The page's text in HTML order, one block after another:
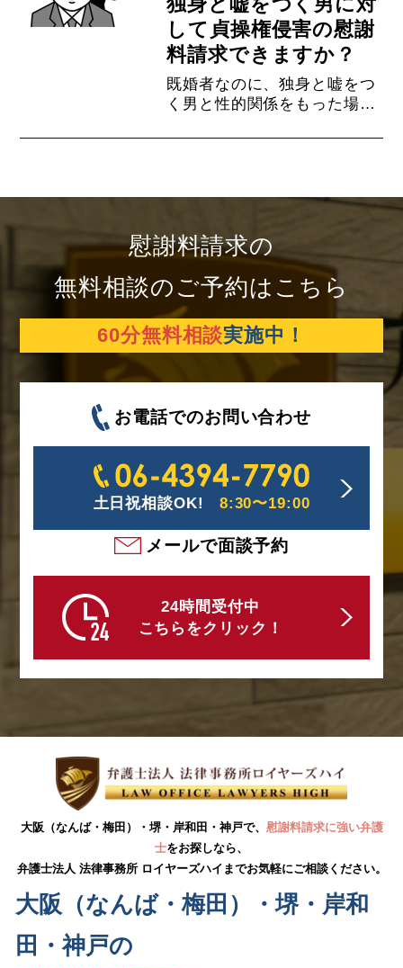
方は【相談無料】【完全成功
報酬制】のロイヤーズ・ハイ
にご相談くださいませ。
して貞操権侵害の慰謝
料請求できますか？
既婚者なのに、独身と嘘をつ
く男と性的関係をもった場合
求ができる可能性がありま
ただきます。ロイヤーズ・ハ
報酬制】ですのでお気軽にご
相談くださいませ。
慰謝料請求の
無料相談のご予約はこちら
60分無料相談実施中！
お電話でのお問い合わせ
土日祝相談OK! 8:30〜19:00
メールで面談予約
24時間受付中
こちらをクリック！
大阪（なんば・梅田）・堺・岸和田・神戸で、 慰謝料請求に強い弁護
士をお探しなら、
弁護士法人 法律事務所 ロイヤーズハイまでお気軽にご相談ください。
大阪（なんば・梅田）・堺・岸和
田・神戸の